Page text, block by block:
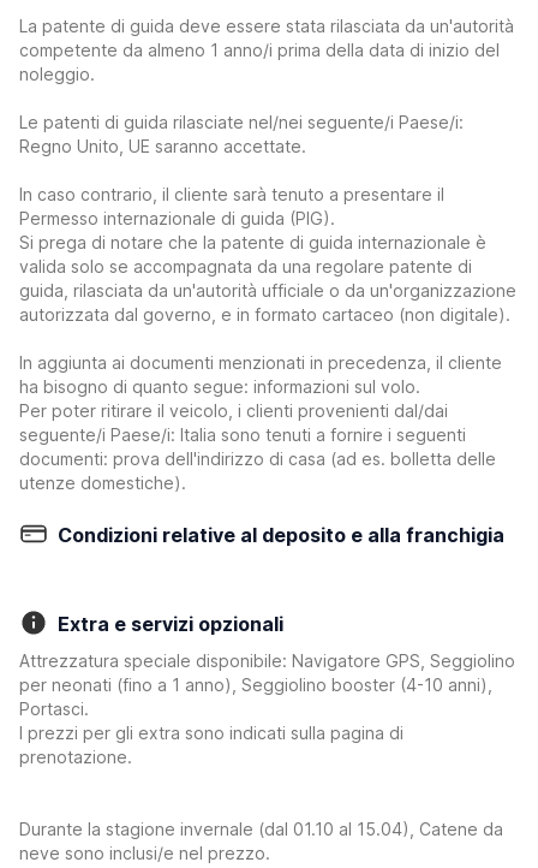
La patente di guida deve essere stata rilasciata da un'autorità
competente da almeno 1 anno/i prima della data di inizio del
noleggio.
Le patenti di guida rilasciate nel/nei seguente/i Paese/i:
Regno Unito, UE saranno accettate.
In caso contrario, il cliente sarà tenuto a presentare il
Permesso internazionale di guida (PIG).
Si prega di notare che la patente di guida internazionale è
valida solo se accompagnata da una regolare patente di
guida, rilasciata da un'autorità ufficiale o da un'organizzazione
autorizzata dal governo, e in formato cartaceo (non digitale).
In aggiunta ai documenti menzionati in precedenza, il cliente
ha bisogno di quanto segue: informazioni sul volo.
Per poter ritirare il veicolo, i clienti provenienti dal/dai
seguente/i Paese/i: Italia sono tenuti a fornire i seguenti
documenti: prova dell'indirizzo di casa (ad es. bolletta delle
utenze domestiche).
Condizioni relative al deposito e alla franchigia
Extra e servizi opzionali
Attrezzatura speciale disponibile: Navigatore GPS, Seggiolino
per neonati (fino a 1 anno), Seggiolino booster (4-10 anni),
Portasci.
I prezzi per gli extra sono indicati sulla pagina di
prenotazione.
Durante la stagione invernale (dal 01.10 al 15.04), Catene da
neve sono inclusi/e nel prezzo.